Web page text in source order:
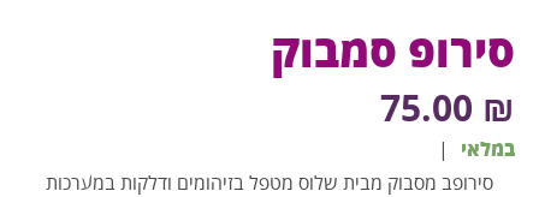
סירופ סמבוק
75.00 ₪
במלאי
|
סירופב מסבוק מבית שלוס מטפל בזיהומים ודלקות במערכות